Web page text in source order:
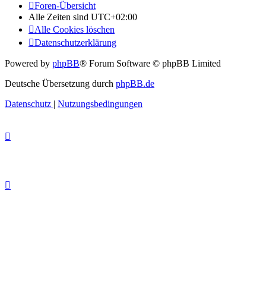
Foren-Übersicht
Alle Zeiten sind UTC+02:00
Alle Cookies löschen
Datenschutzerklärung
Powered by phpBB® Forum Software © phpBB Limited
Deutsche Übersetzung durch phpBB.de
Datenschutz | Nutzungsbedingungen